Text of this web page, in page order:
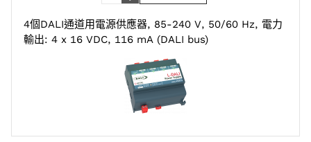
4個DALI通道用電源供應器, 85-240 V, 50/60 Hz, 電力
輸出: 4 x 16 VDC, 116 mA (DALI bus)